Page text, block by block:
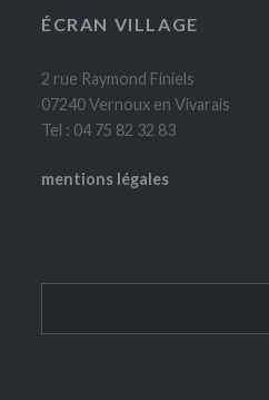
ÉCRAN VILLAGE
2 rue Raymond Finiels
07240 Vernoux en Vivarais
Tel : 04 75 82 32 83
mentions légales